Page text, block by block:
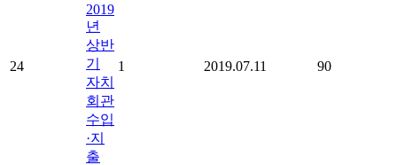
24
2019
년
상반
기
자치
회관
수입
·지
출
1 2019.07.11 90